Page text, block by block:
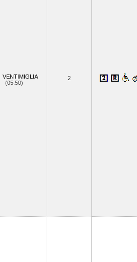
VENTIMIGLIA
(05.50)
2